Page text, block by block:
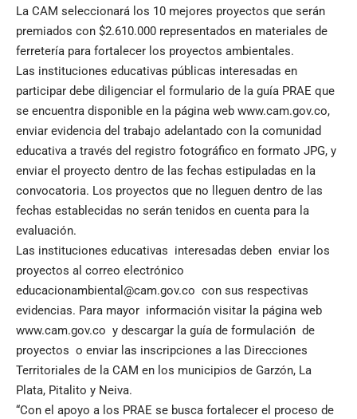
La CAM seleccionará los 10 mejores proyectos que serán
premiados con $2.610.000 representados en materiales de
ferretería para fortalecer los proyectos ambientales.
Las instituciones educativas públicas interesadas en
participar debe diligenciar el formulario de la guía PRAE que
se encuentra disponible en la página web www.cam.gov.co,
enviar evidencia del trabajo adelantado con la comunidad
educativa a través del registro fotográfico en formato JPG, y
enviar el proyecto dentro de las fechas estipuladas en la
convocatoria. Los proyectos que no lleguen dentro de las
fechas establecidas no serán tenidos en cuenta para la
evaluación.
Las instituciones educativas interesadas deben enviar los
proyectos al correo electrónico
educacionambiental@cam.gov.co con sus respectivas
evidencias. Para mayor información visitar la página web
www.cam.gov.co y descargar la guía de formulación de
proyectos o enviar las inscripciones a las Direcciones
Territoriales de la CAM en los municipios de Garzón, La
Plata, Pitalito y Neiva.
“Con el apoyo a los PRAE se busca fortalecer el proceso de